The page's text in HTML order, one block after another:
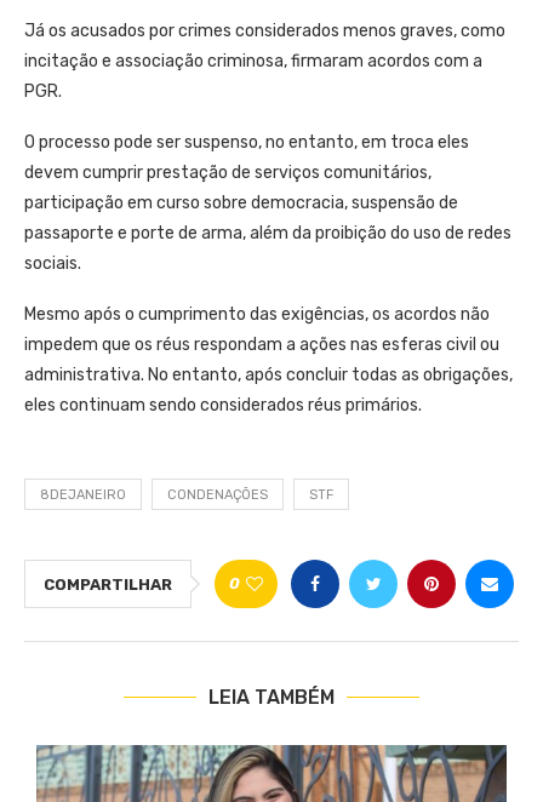
Já os acusados por crimes considerados menos graves, como
incitação e associação criminosa, firmaram acordos com a
PGR.
O processo pode ser suspenso, no entanto, em troca eles
devem cumprir prestação de serviços comunitários,
participação em curso sobre democracia, suspensão de
passaporte e porte de arma, além da proibição do uso de redes
sociais.
Mesmo após o cumprimento das exigências, os acordos não
impedem que os réus respondam a ações nas esferas civil ou
administrativa. No entanto, após concluir todas as obrigações,
eles continuam sendo considerados réus primários.
8DEJANEIRO CONDENAÇÕES STF
COMPARTILHAR 0
LEIA TAMBÉM